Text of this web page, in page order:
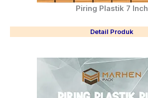
Piring Plastik 7 Inch
Detail Produk